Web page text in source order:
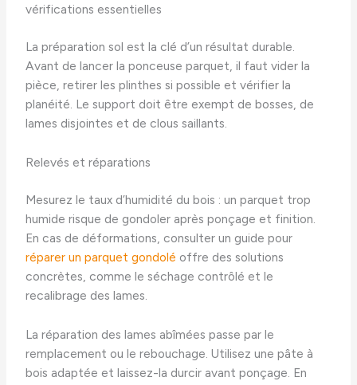
vérifications essentielles
La préparation sol est la clé d’un résultat durable.
Avant de lancer la ponceuse parquet, il faut vider la
pièce, retirer les plinthes si possible et vérifier la
planéité. Le support doit être exempt de bosses, de
lames disjointes et de clous saillants.
Relevés et réparations
Mesurez le taux d’humidité du bois : un parquet trop
humide risque de gondoler après ponçage et finition.
En cas de déformations, consulter un guide pour
réparer un parquet gondolé offre des solutions
concrètes, comme le séchage contrôlé et le
recalibrage des lames.
La réparation des lames abîmées passe par le
remplacement ou le rebouchage. Utilisez une pâte à
bois adaptée et laissez-la durcir avant ponçage. En